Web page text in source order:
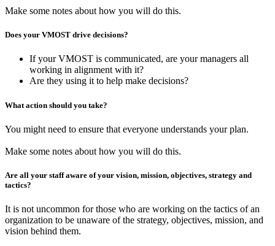
Make some notes about how you will do this.
Does your VMOST drive decisions?
If your VMOST is communicated, are your managers all
working in alignment with it?
Are they using it to help make decisions?
What action should you take?
You might need to ensure that everyone understands your plan.
Make some notes about how you will do this.
Are all your staff aware of your vision, mission, objectives, strategy and
tactics?
It is not uncommon for those who are working on the tactics of an
organization to be unaware of the strategy, objectives, mission, and
vision behind them.